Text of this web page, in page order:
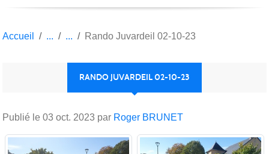
Accueil Rando Juvardeil 02-10-23
RANDO JUVARDEIL 02-10-23
Publié le 03 oct. 2023 par Roger BRUNET